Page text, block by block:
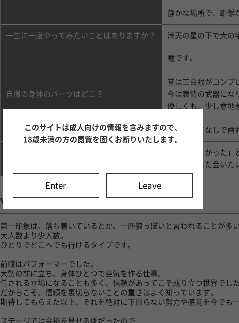
静かな場所で、距離
一生に一度やってみたいことはありますか？ 満天の星の下で大の
自慢の身体のパーツはどこ？
瞳です。
昔は三白眼がコンプ
今は表情の武器にな
優しくも、少し意地
あと、矯正なしで歯
「選んでよかった」
そして、また会いた
WHAT KIND OF PERSON
第一印象は、落ち着いているとか、一匹狼っぽいと言われることが多い
大人数より少人数。
ひとりでどこへでも行けるタイプです。
前職はパフォーマーでした。
大勢の前に立ち、身体ひとつで空気を作る仕事。
任される立場になることも多く、信頼があってこそ成り立つ世界でした
だからこそ、信頼を裏切らないことの重さはよく知っています。
期待してもらえた以上、それを絶対に下回らない努力や感覚を今でも
ステージでは余裕を見せる側だったので
このサイトは成人向けの情報を含みますので、
18歳未満の方の閲覧を固くお断りいたします。
Enter Leave